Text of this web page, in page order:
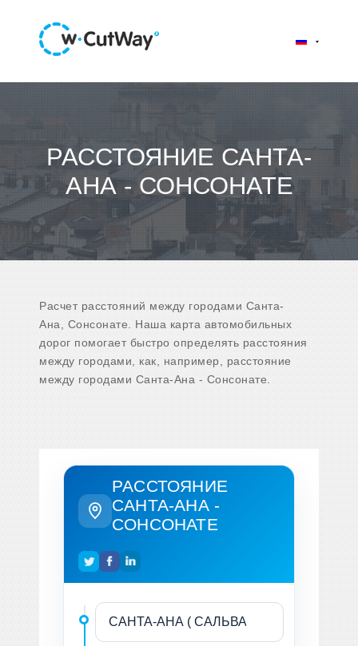
РАССТОЯНИЕ САНТА-
АНА - СОНСОНАТЕ
Расчет расстояний между городами Санта-
Ана, Сонсонате. Наша карта автомобильных
дорог помогает быстро определять расстояния
между городами, как, например, расстояние
между городами Санта-Ана - Сонсонате.
РАССТОЯНИЕ
САНТА-АНА -
СОНСОНАТЕ